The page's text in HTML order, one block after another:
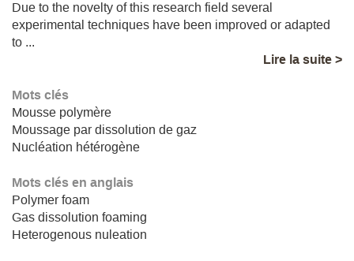
Due to the novelty of this research field several
experimental techniques have been improved or adapted
to ...
Lire la suite >
Mots clés
Mousse polymère
Moussage par dissolution de gaz
Nucléation hétérogène
Mots clés en anglais
Polymer foam
Gas dissolution foaming
Heterogenous nuleation